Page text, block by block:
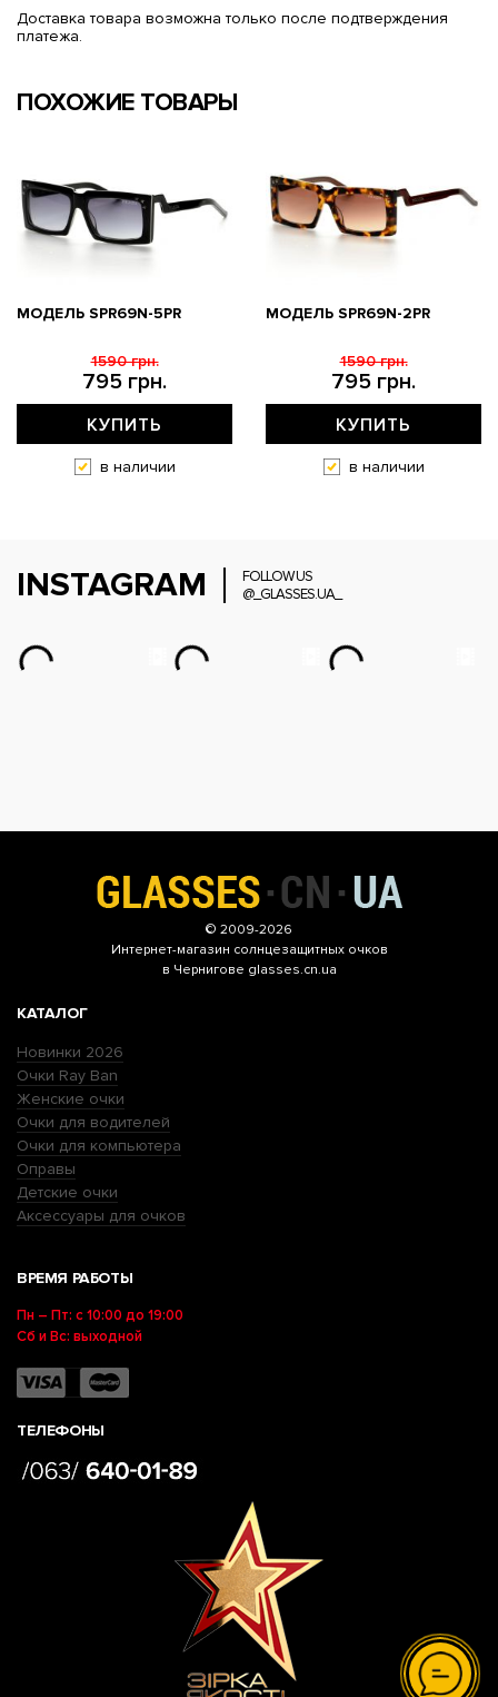
Доставка товара возможна только после подтверждения
платежа.
ПОХОЖИЕ ТОВАРЫ
МОДЕЛЬ SPR69N-5PR
795 грн.
1590 грн.
КУПИТЬ
в наличии
МОДЕЛЬ SPR69N-2PR
795 грн.
1590 грн.
КУПИТЬ
в наличии
INSTAGRAM
FOLLOW US
@_GLASSES.UA_
© 2009-2026
Интернет-магазин солнцезащитных очков
в Чернигове glasses.cn.ua
КАТАЛОГ
Новинки 2026
Очки Ray Ban
Женские очки
Очки для водителей
Очки для компьютера
Оправы
Детские очки
Аксессуары для очков
ВРЕМЯ РАБОТЫ
Пн – Пт: с 10:00 до 19:00
Сб и Вс: выходной
ТЕЛЕФОНЫ